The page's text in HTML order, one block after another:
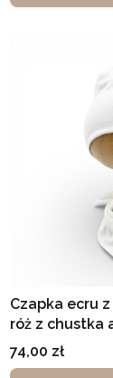
Czapka ecru
róż z chustka
Cena
74,00 zł